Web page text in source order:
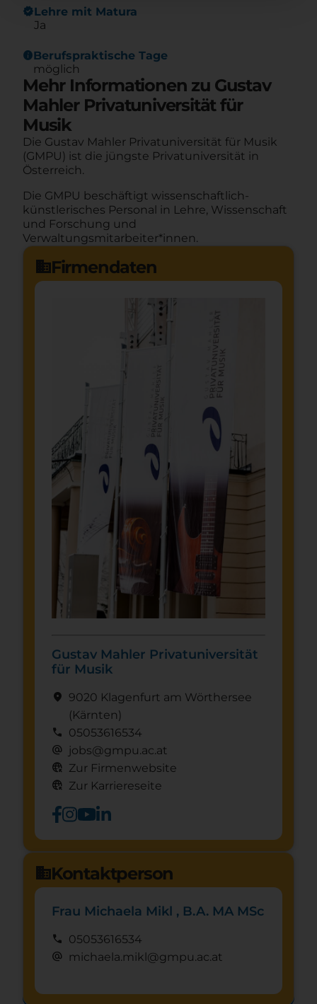
new_releasesLehre mit Matura
Ja
infoBerufspraktische Tage
möglich
Mehr Informationen zu Gustav
Mahler Privatuniversität für
Musik
Die Gustav Mahler Privatuniversität für Musik
(GMPU) ist die jüngste Privatuniversität in
Österreich.
Die GMPU beschäftigt wissenschaftlich-
künstlerisches Personal in Lehre, Wissenschaft
und Forschung und
Verwaltungsmitarbeiter*innen.
domainFirmendaten
Gustav Mahler Privatuniversität
für Musik
location_on 9020 Klagenfurt am Wörthersee
(Kärnten)
call 05053616534
alternate_email jobs@gmpu.ac.at
captive_portal Zur Firmenwebsite
captive_portal Zur Karriereseite
domainKontaktperson
Frau Michaela Mikl , B.A. MA MSc
call 05053616534
alternate_email michaela.mikl@gmpu.ac.at